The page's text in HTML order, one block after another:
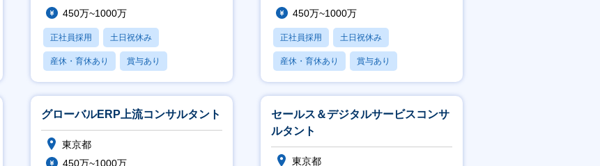
450万~1000万
正社員採用 土日祝休み
産休・育休あり 賞与あり
フレックス
450万~1000万
正社員採用 土日祝休み
産休・育休あり 賞与あり
フレックス
グローバルERP上流コンサルタント
東京都
450万~1000万
セールス＆デジタルサービスコンサ
ルタント
東京都